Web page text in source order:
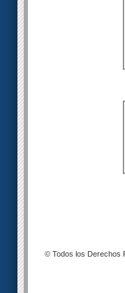
© Todos los Derechos